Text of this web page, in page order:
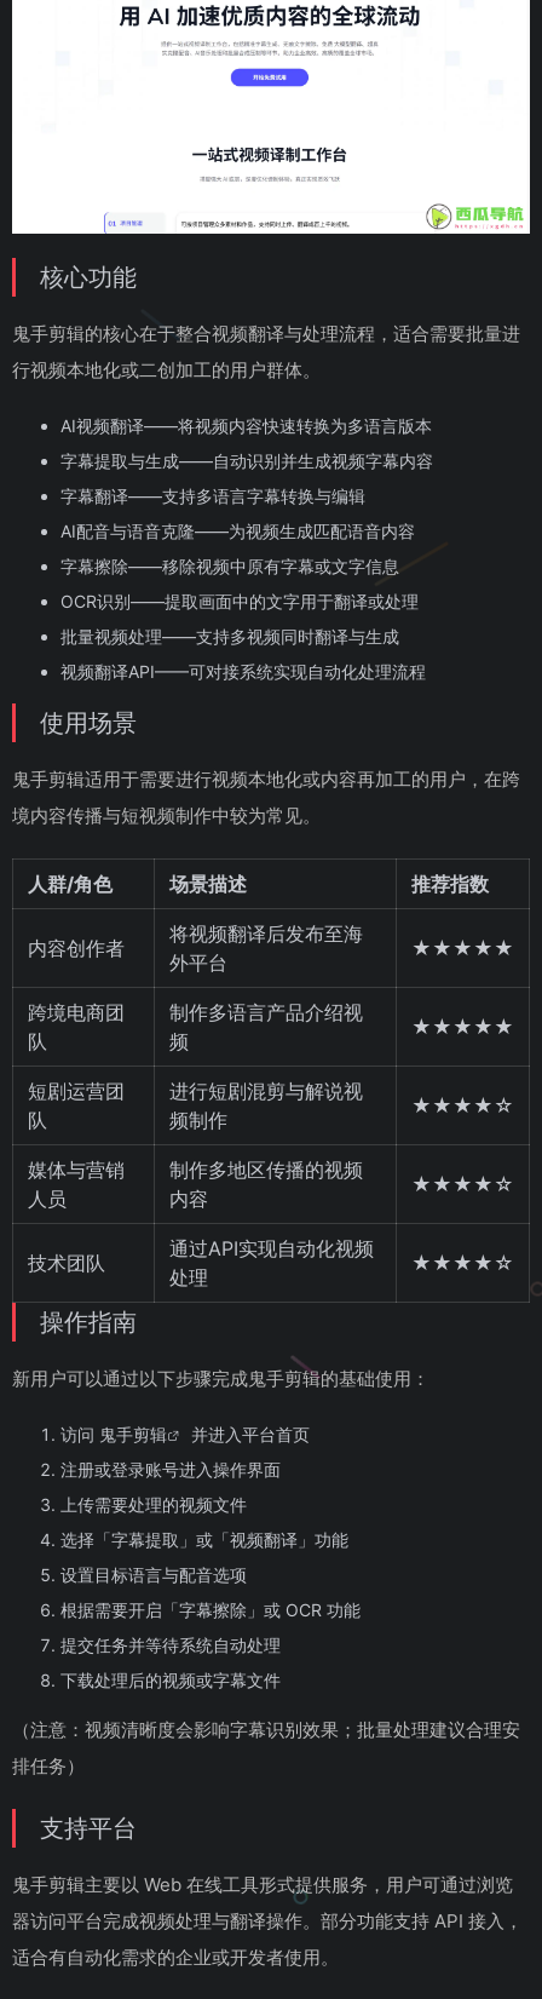
核心功能
鬼手剪辑的核心在于整合视频翻译与处理流程，适合需要批量进
行视频本地化或二创加工的用户群体。
AI视频翻译——将视频内容快速转换为多语言版本
字幕提取与生成——自动识别并生成视频字幕内容
字幕翻译——支持多语言字幕转换与编辑
AI配音与语音克隆——为视频生成匹配语音内容
字幕擦除——移除视频中原有字幕或文字信息
OCR识别——提取画面中的文字用于翻译或处理
批量视频处理——支持多视频同时翻译与生成
视频翻译API——可对接系统实现自动化处理流程
使用场景
鬼手剪辑适用于需要进行视频本地化或内容再加工的用户，在跨
境内容传播与短视频制作中较为常见。
人群/角色 场景描述 推荐指数
内容创作者
将视频翻译后发布至海
外平台
★★★★★
跨境电商团
队
制作多语言产品介绍视
频
★★★★★
短剧运营团
队
进行短剧混剪与解说视
频制作
★★★★☆
媒体与营销
人员
制作多地区传播的视频
内容
★★★★☆
技术团队
通过API实现自动化视频
处理
★★★★☆
操作指南
新用户可以通过以下步骤完成鬼手剪辑的基础使用：
访问 鬼手剪辑
并进入平台首页
注册或登录账号进入操作界面
上传需要处理的视频文件
选择「字幕提取」或「视频翻译」功能
设置目标语言与配音选项
根据需要开启「字幕擦除」或 OCR 功能
提交任务并等待系统自动处理
下载处理后的视频或字幕文件
（注意：视频清晰度会影响字幕识别效果；批量处理建议合理安
排任务）
支持平台
鬼手剪辑主要以 Web 在线工具形式提供服务，用户可通过浏览
器访问平台完成视频处理与翻译操作。部分功能支持 API 接入，
适合有自动化需求的企业或开发者使用。